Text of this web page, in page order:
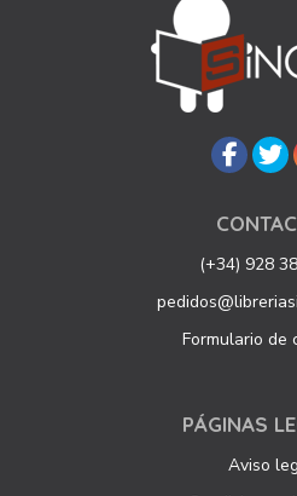
(+34) 928
Formulario de
PÁGINAS
Aviso